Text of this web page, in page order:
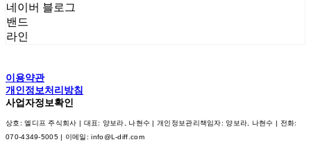
네이버 블로그
밴드
라인
이용약관
개인정보처리방침
사업자정보확인
상호: 엘디프 주식회사 | 대표: 양보라, 나현수 | 개인정보관리책임자: 양보라, 나현수 | 전화:
070-4349-5005 | 이메일: info@L-diff.com